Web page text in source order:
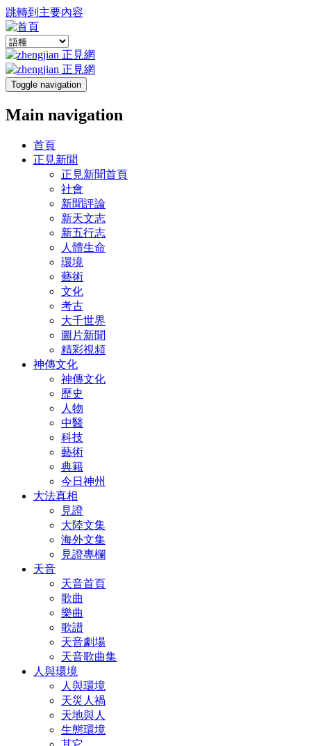
跳轉到主要內容
Toggle navigation
Main navigation
首頁
正見新聞
正見新聞首頁
社會
新聞評論
新天文志
新五行志
人體生命
環境
藝術
文化
考古
大千世界
圖片新聞
精彩視頻
神傳文化
神傳文化
歷史
人物
中醫
科技
藝術
典籍
今日神州
大法真相
見證
大陸文集
海外文集
見證專欄
天音
天音首頁
歌曲
樂曲
歌譜
天音劇場
天音歌曲集
人與環境
人與環境
天災人禍
天地與人
生態環境